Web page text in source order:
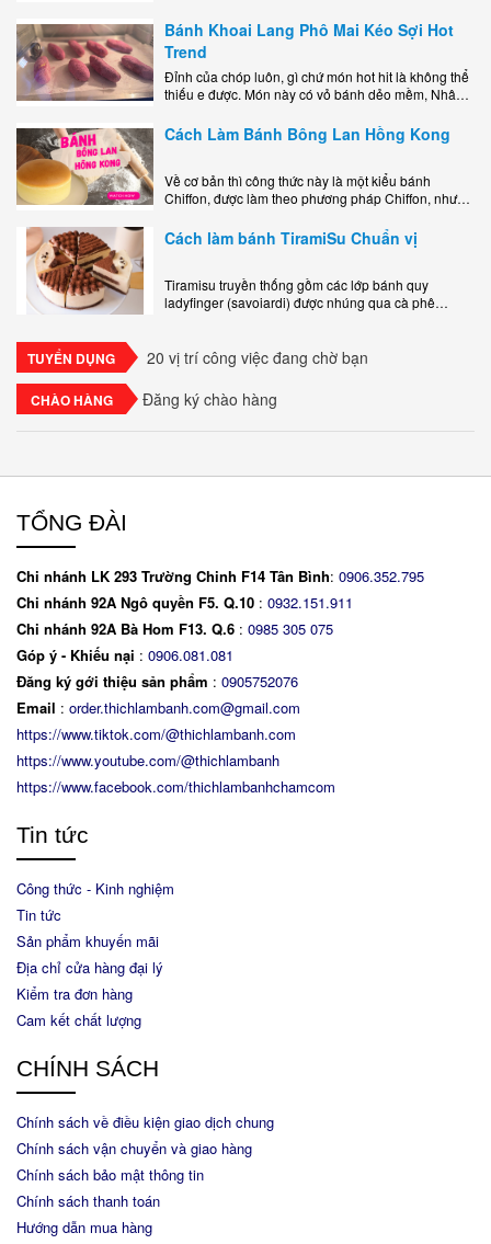
Bánh Khoai Lang Phô Mai Kéo Sợi Hot
Trend
Đỉnh của chóp luôn, gì chứ món hot hit là không thể
thiếu e được. Món này có vỏ bánh dẻo mềm, Nhân
Cách Làm Bánh Bông Lan Hồng Kong
Về cơ bản thì công thức này là một kiểu bánh
Chiffon, được làm theo phương pháp Chiffon, nhưng
ngon, làm..
Cách làm bánh TiramiSu Chuẩn vị
Tiramisu truyền thống gồm các lớp bánh quy
ladyfinger (savoiardi) được nhúng qua cà phê
TUYỂN DỤNG 20 vị trí công việc đang chờ bạn
CHÀO HÀNG Đăng ký chào hàng
TỔNG ĐÀI
Chi nhánh LK 293 Trường Chinh F14 Tân Bình: 0906.352.795
Chi nhánh 92A Ngô quyền F5. Q.10 : 0932.151.911
Chi nhánh 92A Bà Hom F13. Q.6 : 0985 305 075
Góp ý - Khiếu nại : 0906.081.081
Đăng ký gới thiệu sản phẩm : 0905752076
Email : order.thichlambanh.com@gmail.com
https://www.tiktok.com/@thichlambanh.com
https://www.youtube.com/@thichlambanh
https://www.facebook.com/thichlambanhchamcom
Tin tức
Công thức - Kinh nghiệm
Tin tức
Sản phẩm khuyến mãi
Địa chỉ cửa hàng đại lý
Kiểm tra đơn hàng
Cam kết chất lượng
CHÍNH SÁCH
Chính sách về điều kiện giao dịch chung
Chính sách vận chuyển và giao hàng
Chính sách bảo mật thông tin
Chính sách thanh toán
Hướng dẫn mua hàng